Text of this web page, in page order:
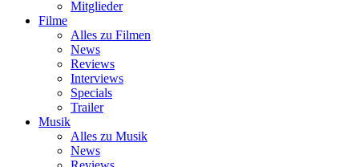
Mitglieder
Filme
Alles zu Filmen
News
Reviews
Interviews
Specials
Trailer
Musik
Alles zu Musik
News